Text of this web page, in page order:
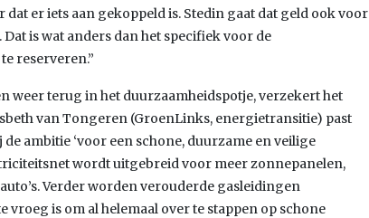
er iets aan gekoppeld is. Stedin gaat dat geld ook voor
is wat anders dan het specifiek voor de
reserveren.”
weer terug in het duurzaamheidspotje, verzekert het
van Tongeren (GroenLinks, energietransitie) past
ambitie ‘voor een schone, duurzame en veilige
wordt uitgebreid voor meer zonnepanelen,
Verder worden verouderde gasleidingen
vroeg is om al helemaal over te stappen op schone